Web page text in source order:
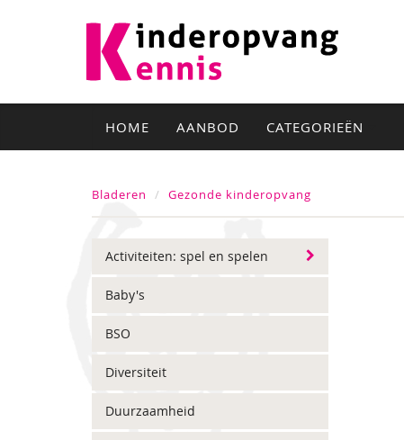
HOME AANBOD CATEGORIEËN
Bladeren Gezonde kinderopvang
Activiteiten: spel en spelen
Baby's
BSO
Diversiteit
Duurzaamheid